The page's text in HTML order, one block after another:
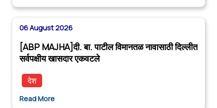
06 August 2026
[ABP MAJHA]दी. बा. पाटील विमानतळ नावासाठी दिल्लीत
सर्वपक्षीय खासदार एकवटले
देश
Read More